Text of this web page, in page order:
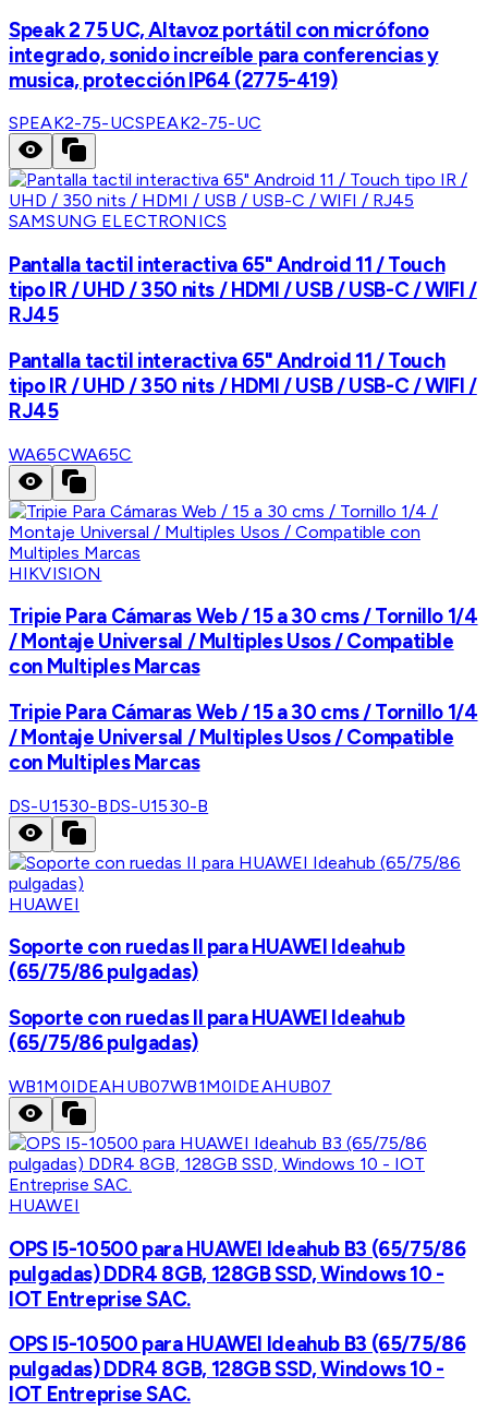
Speak 2 75 UC, Altavoz portátil con micrófono
integrado, sonido increíble para conferencias y
musica, protección IP64 (2775-419)
SPEAK2-75-UCSPEAK2-75-UC
SAMSUNG ELECTRONICS
Pantalla tactil interactiva 65" Android 11 / Touch
tipo IR / UHD / 350 nits / HDMI / USB / USB-C / WIFI /
RJ45
Pantalla tactil interactiva 65" Android 11 / Touch
tipo IR / UHD / 350 nits / HDMI / USB / USB-C / WIFI /
RJ45
WA65CWA65C
HIKVISION
Tripie Para Cámaras Web / 15 a 30 cms / Tornillo 1/4
/ Montaje Universal / Multiples Usos / Compatible
con Multiples Marcas
Tripie Para Cámaras Web / 15 a 30 cms / Tornillo 1/4
/ Montaje Universal / Multiples Usos / Compatible
con Multiples Marcas
DS-U1530-BDS-U1530-B
HUAWEI
Soporte con ruedas II para HUAWEI Ideahub
(65/75/86 pulgadas)
Soporte con ruedas II para HUAWEI Ideahub
(65/75/86 pulgadas)
WB1M0IDEAHUB07WB1M0IDEAHUB07
HUAWEI
OPS I5-10500 para HUAWEI Ideahub B3 (65/75/86
pulgadas) DDR4 8GB, 128GB SSD, Windows 10 -
IOT Entreprise SAC.
OPS I5-10500 para HUAWEI Ideahub B3 (65/75/86
pulgadas) DDR4 8GB, 128GB SSD, Windows 10 -
IOT Entreprise SAC.